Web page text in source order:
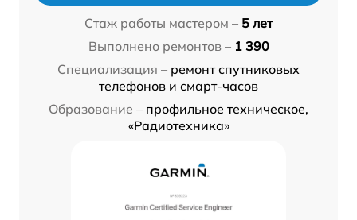
Стаж работы мастером – 5 лет
Выполнено ремонтов – 1 390
Специализация – ремонт спутниковых
телефонов и смарт-часов
Образование – профильное техническое,
«Радиотехника»